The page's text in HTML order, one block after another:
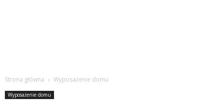
Strona główna Wyposażenie domu
Wyposażenie domu